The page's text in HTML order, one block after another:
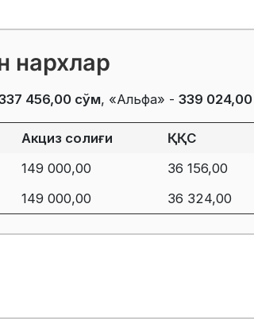
нархлар
456,00 сўм, «Альфа» - 339
Акциз солиғи ҚҚС
149 000,00 36 156,00
149 000,00 36 324,00